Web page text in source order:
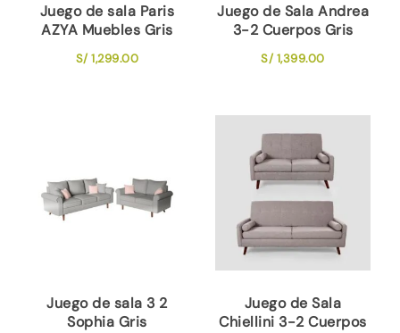
Juego de sala Paris
AZYA Muebles Gris
S/1,299.00
Juego de Sala Andrea
3-2 Cuerpos Gris
S/1,399.00
Juego de sala 3 2
Sophia Gris
Juego de Sala
Chiellini 3-2 Cuerpos